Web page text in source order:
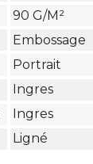
90 G/m²
Embossage
Portrait
Ingres
Ingres
Ligné